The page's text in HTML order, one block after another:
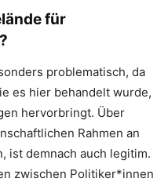
für
problematisch, da
es hier behandelt wurde,
hervorbringt. Über
Rahmen an
ist demnach auch legitim.
zwischen Politiker*innen